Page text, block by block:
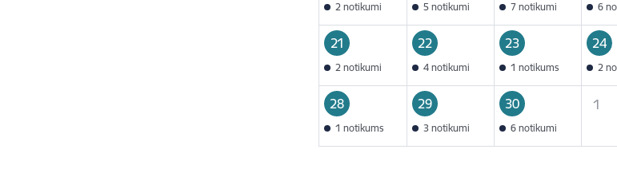
2 notikumi 5 notikumi 7 notikumi 6
21
2 notikumi
22
4 notikumi
23
1 notikums
24
2
28
1 notikums
29
3 notikumi
30
6 notikumi
1